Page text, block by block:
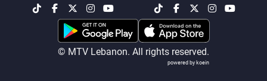
© MTV Lebanon. All rights reserved.
powered by koein